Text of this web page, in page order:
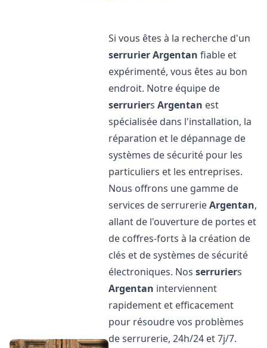
Si vous êtes à la recherche d'un
serrurierArgentan fiable et
expérimenté, vous êtes au bon
endroit. Notre équipe de
serruriersArgentan est
spécialisée dans l'installation, la
réparation et le dépannage de
systèmes de sécurité pour les
particuliers et les entreprises.
Nous offrons une gamme de
services de serrurerieArgentan,
allant de l'ouverture de portes et
de coffres-forts à la création de
clés et de systèmes de sécurité
électroniques. Nosserruriers
Argentan interviennent
rapidement et efficacement
pour résoudre vos problèmes
de serrurerie, 24h/24 et 7j/7.